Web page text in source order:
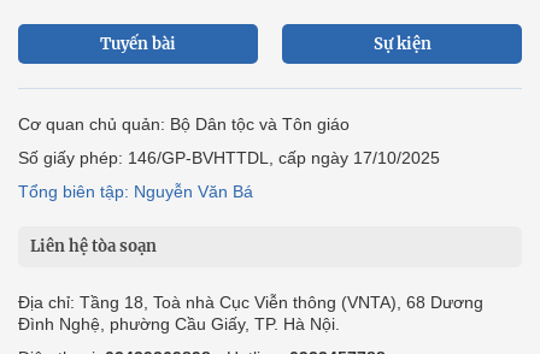
Tuyến bài Sự kiện
Cơ quan chủ quản: Bộ Dân tộc và Tôn giáo
Số giấy phép: 146/GP-BVHTTDL, cấp ngày 17/10/2025
Tổng biên tập: Nguyễn Văn Bá
Liên hệ tòa soạn
Địa chỉ: Tầng 18, Toà nhà Cục Viễn thông (VNTA), 68 Dương
Đình Nghệ, phường Cầu Giấy, TP. Hà Nội.